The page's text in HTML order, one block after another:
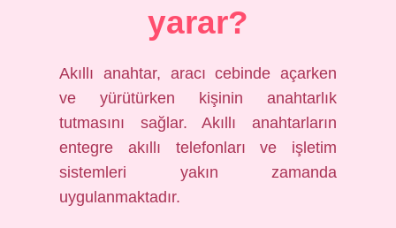
yarar?
Akıllı anahtar, aracı cebinde açarken
ve yürütürken kişinin anahtarlık
tutmasını sağlar. Akıllı anahtarların
entegre akıllı telefonları ve işletim
sistemleri yakın zamanda
uygulanmaktadır.